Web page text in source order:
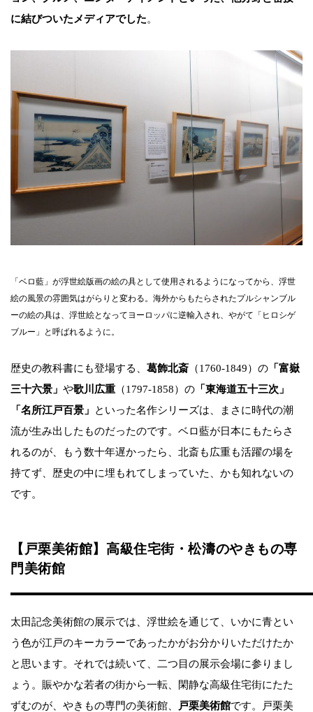
に結びついたメディアでした。
「ベロ藍」が浮世絵版画の絵の具として使用されるようになってから、浮世
絵の風景の雰囲気はがらりと変わる。海外からもたらされたプルシャンブル
ーの絵の具は、浮世絵となってヨーロッパに逆輸入され、やがて「ヒロシゲ
ブルー」と呼ばれるように。
歴史の教科書にも登場する、 葛飾北斎 （1760-1849）の 「富嶽
三十六景」 や歌川広重 （1797-1858）の 「東海道五十三次」
「名所江戸百景」
といった名作シリーズは、まさに時代の潮
流が生み出したものだったのです。ベロ藍が日本にもたらさ
れるのが、もう数十年遅かったら、北斎も広重も活躍の場を
持てず、歴史の中に埋もれてしまっていた、かも知れないの
です。
【戸栗美術館】高級住宅街・松濤のやきもの専
門美術館
太田記念美術館の展示では、浮世絵を通じて、いかに青とい
う色が江戸のキーカラーであったかがお分かりいただけたか
と思います。それでは続いて、二つ目の展示会場に参りまし
ょう。賑やかな若者の街から一転、閑静な高級住宅街にたた
ずむのが、やきもの専門の美術館、
戸栗美術館です。戸栗美